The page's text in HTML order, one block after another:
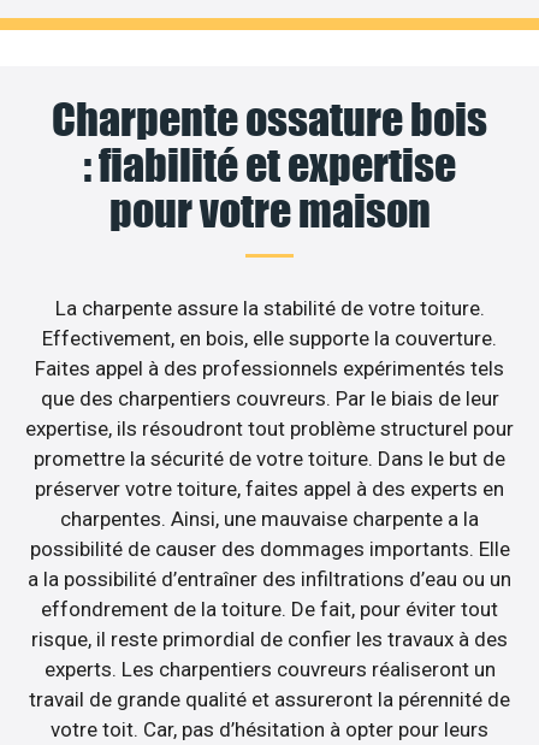
Charpente ossature bois
: fiabilité et expertise
pour votre maison
La charpente assure la stabilité de votre toiture.
Effectivement, en bois, elle supporte la couverture.
Faites appel à des professionnels expérimentés tels
que des charpentiers couvreurs. Par le biais de leur
expertise, ils résoudront tout problème structurel pour
promettre la sécurité de votre toiture. Dans le but de
préserver votre toiture, faites appel à des experts en
charpentes. Ainsi, une mauvaise charpente a la
possibilité de causer des dommages importants. Elle
a la possibilité d’entraîner des infiltrations d’eau ou un
effondrement de la toiture. De fait, pour éviter tout
risque, il reste primordial de confier les travaux à des
experts. Les charpentiers couvreurs réaliseront un
travail de grande qualité et assureront la pérennité de
votre toit. Car, pas d’hésitation à opter pour leurs